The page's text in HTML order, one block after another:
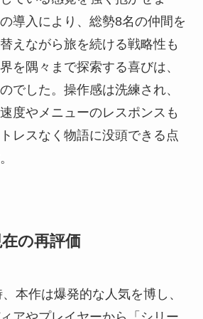
導入により、総勢8名の仲間を
えながら旅を続ける戦略性も
を隅々まで探索する喜びは、
でした。操作感は洗練され、
度やメニューのレスポンスも
レスなく物語に没頭できる点
の再評価
本作は爆発的な人気を博し、